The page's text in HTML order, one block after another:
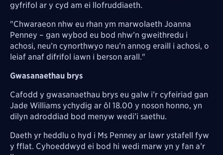
gyfrifol ar y cyd am ei llofruddiaeth.
"Chwaraeon nhw eu rhan ym marwolaeth Joanna
Penney – gan wybod eu bod nhw’n gweithredu i
achosi, neu’n cynorthwyo neu’n annog eraill i achosi, o
leiaf anaf difrifol iawn i berson arall."
Gwasanaethau brys
Cafodd y gwasanaethau brys eu galw i’r cyfeiriad gan
Jade Williams ychydig ar ôl 18.00 y noson honno, yn
dilyn adroddiad bod menyw wedi’i saethu.
Daeth yr heddlu o hyd i Ms Penney ar lawr ystafell fyw
y fflat. Cyhoeddwyd ei bod hi wedi marw yn y fan a’r